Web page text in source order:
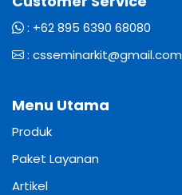
: +62 895 6390 68080
: csseminarkit@gmail.com
Menu Utama
Produk
Paket Layanan
Artikel